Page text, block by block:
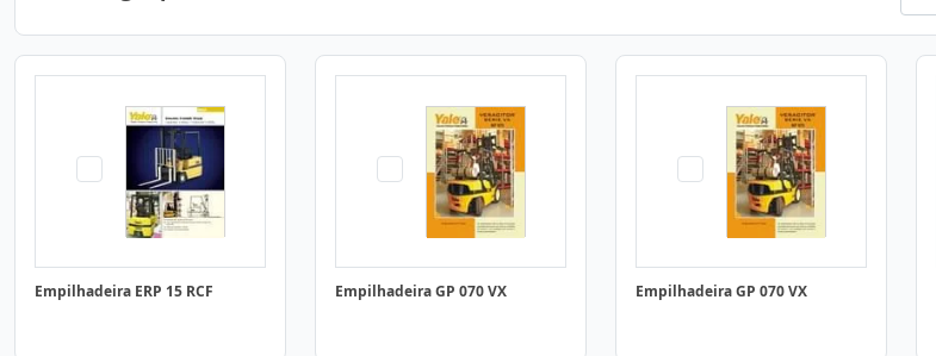
Empilhadeira ERP 15 RCF Empilhadeira GP 070 VX Empilhadeira GP 070 VX